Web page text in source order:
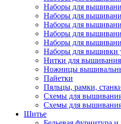
Наборы для
Наборы для
Наборы для
Наборы для
Наборы для
Наборы для вышивки
Нитки для вышивания
Ножницы
Пайетки
Пяльцы, рамки,
Схемы для
Схемы для
Шитье